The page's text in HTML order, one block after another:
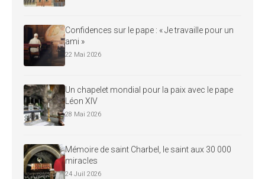
Confidences sur le pape : « Je travaille pour un
ami »
22 Mai 2026
Un chapelet mondial pour la paix avec le pape
Léon XIV
28 Mai 2026
Mémoire de saint Charbel, le saint aux 30 000
miracles
24 Juil 2026